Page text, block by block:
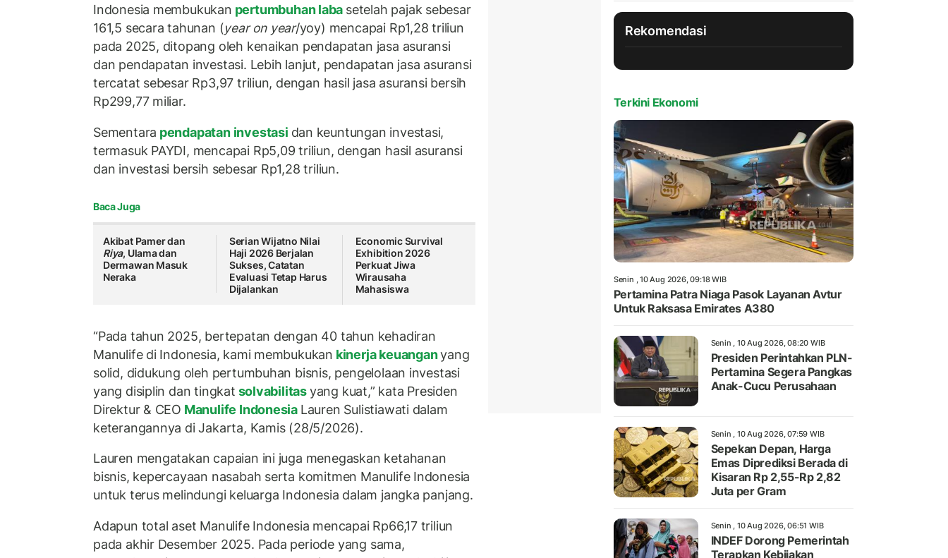
Indonesia membukukan pertumbuhan laba setelah pajak sebesar
161,5 secara tahunan (year on year/yoy) mencapai Rp1,28 triliun
pada 2025, ditopang oleh kenaikan pendapatan jasa asuransi
dan pendapatan investasi. Lebih lanjut, pendapatan jasa asuransi
tercatat sebesar Rp3,97 triliun, dengan hasil jasa asuransi bersih
Rp299,77 miliar.
Sementara pendapatan investasi dan keuntungan investasi,
termasuk PAYDI, mencapai Rp5,09 triliun, dengan hasil asuransi
dan investasi bersih sebesar Rp1,28 triliun.
Baca Juga
Akibat Pamer dan
Riya, Ulama dan
Dermawan Masuk
Neraka
Serian Wijatno Nilai
Haji 2026 Berjalan
Sukses, Catatan
Evaluasi Tetap Harus
Dijalankan
Economic Survival
Exhibition 2026
Perkuat Jiwa
Wirausaha
Mahasiswa
“Pada tahun 2025, bertepatan dengan 40 tahun kehadiran
Manulife di Indonesia, kami membukukan kinerja keuanganyang
solid, didukung oleh pertumbuhan bisnis, pengelolaan investasi
yang disiplin dan tingkat solvabilitasyang kuat,” kata Presiden
Direktur & CEO Manulife Indonesia Lauren Sulistiawati dalam
keterangannya di Jakarta, Kamis (28/5/2026).
Lauren mengatakan capaian ini juga menegaskan ketahanan
bisnis, kepercayaan nasabah serta komitmen Manulife Indonesia
untuk terus melindungi keluarga Indonesia dalam jangka panjang.
Adapun total aset Manulife Indonesia mencapai Rp66,17 triliun
pada akhir Desember 2025. Pada periode yang sama,
Rekomendasi
Terkini Ekonomi
Senin , 10 Aug 2026, 09:18 WIB
Pertamina Patra Niaga Pasok Layanan Avtur
Untuk Raksasa Emirates A380
Senin , 10 Aug 2026, 08:20 WIB
Presiden Perintahkan PLN-
Pertamina Segera Pangkas
Anak-Cucu Perusahaan
Senin , 10 Aug 2026, 07:59 WIB
Sepekan Depan, Harga
Emas Diprediksi Berada di
Kisaran Rp 2,55-Rp 2,82
Juta per Gram
Senin , 10 Aug 2026, 06:51 WIB
INDEF Dorong Pemerintah
Terapkan Kebijakan